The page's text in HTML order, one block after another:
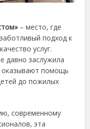
– место, где
подход к
услуг.
давно заслужила
оказывают помощь
до пожилых
современному
эта